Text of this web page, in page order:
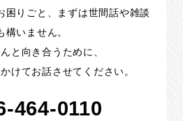
困りごと、まずは世間話や雑談
構いません。
と向き合うために、
けてお話させてください。
464-0110